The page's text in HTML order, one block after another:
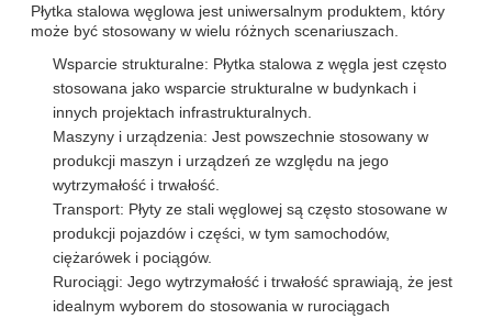
Płytka stalowa węglowa jest uniwersalnym produktem, który
może być stosowany w wielu różnych scenariuszach.
Wsparcie strukturalne: Płytka stalowa z węgla jest często
stosowana jako wsparcie strukturalne w budynkach i
innych projektach infrastrukturalnych.
Maszyny i urządzenia: Jest powszechnie stosowany w
produkcji maszyn i urządzeń ze względu na jego
wytrzymałość i trwałość.
Transport: Płyty ze stali węglowej są często stosowane w
produkcji pojazdów i części, w tym samochodów,
ciężarówek i pociągów.
Rurociągi: Jego wytrzymałość i trwałość sprawiają, że jest
idealnym wyborem do stosowania w rurociągach